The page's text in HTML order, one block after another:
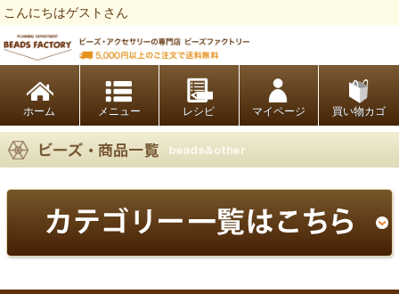
こんにちはゲストさん
ホーム レシピ マイページ 買い物カゴ